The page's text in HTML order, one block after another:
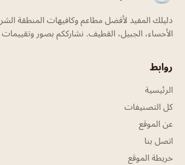
دليلك المفيد لأفضل مطاعم وكافيهات المنطقة
الأحساء، الجبيل، القطيف. نشارككم بصور
روابط
الرئيسية
كل التصنيفات
عن الموقع
اتصل بنا
خريطة الموقع